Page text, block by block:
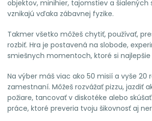
objektov, minihier, tajomstiev a šialených
vznikajú vďaka zábavnej fyzike.
Takmer všetko môžeš chytiť, používať,
rozbiť. Hra je postavená na slobode,
smiešnych momentoch, ktoré si najlepšie
Na výber máš viac ako 50 misií a vyše 20
zamestnaní. Môžeš rozvážať pizzu, jazdiť
požiare, tancovať v diskotéke alebo
práce, ktoré preveria tvoju šikovnosť aj